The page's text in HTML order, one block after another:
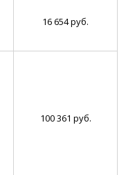
16 654 руб.
100 361 руб.